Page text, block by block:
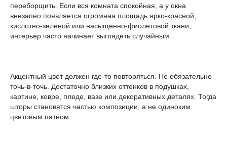
переборщить. Если вся комната спокойная, а у окна
внезапно появляется огромная площадь ярко-красной,
кислотно-зеленой или насыщенно-фиолетовой ткани,
интерьер часто начинает выглядеть случайным.
Акцентный цвет должен где-то повторяться. Не обязательно
точь-в-точь. Достаточно близких оттенков в подушках,
картине, ковре, пледе, вазе или декоративных деталях. Тогда
шторы становятся частью композиции, а не одиноким
цветовым пятном.